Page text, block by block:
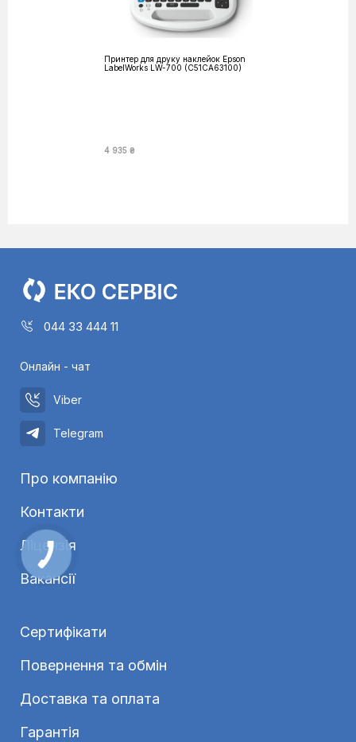
Принтер для друку наклейок Epson
LabelWorks LW-700 (C51CA63100)
4 935 ₴
044 33 444 11
Онлайн - чат
Viber
Telegram
Про компанію
Контакти
Ліцензія
Вакансії
Сертифікати
Повернення та обмін
Доставка та оплата
Гарантія